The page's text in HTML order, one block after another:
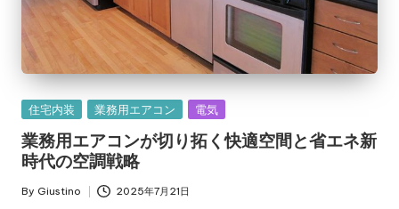
Posted
in
住宅内装 業務用エアコン 電気
業務用エアコンが切り拓く快適空間と省エネ新
時代の空調戦略
Posted
By Giustino 2025年7月21日